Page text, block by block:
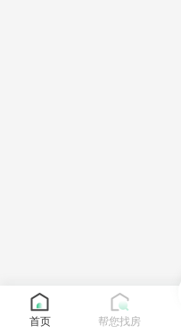
首页 帮您找房